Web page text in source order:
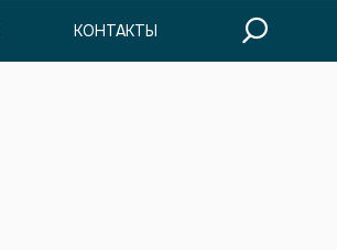
КОНТАКТЫ